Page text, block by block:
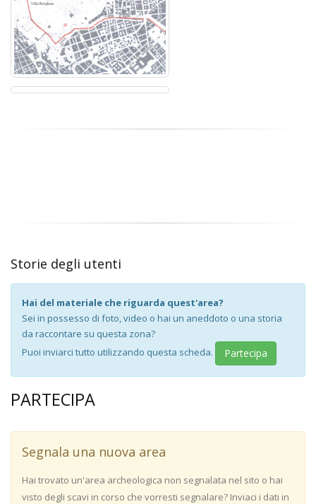
Storie degli utenti
Hai del materiale che riguarda quest'area?
Sei in possesso di foto, video o hai un aneddoto o una storia
da raccontare su questa zona?
Puoi inviarci tutto utilizzando questa scheda.
Partecipa
PARTECIPA
Segnala una nuova area
Hai trovato un'area archeologica non segnalata nel sito o hai
visto degli scavi in corso che vorresti segnalare? Inviaci i dati in